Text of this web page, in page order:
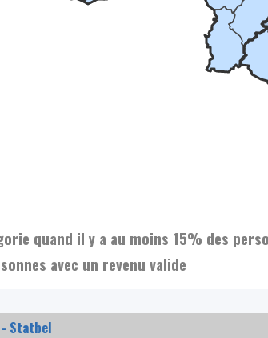
quand il y a au moins 15% des
avec un revenu valide
- Statbel